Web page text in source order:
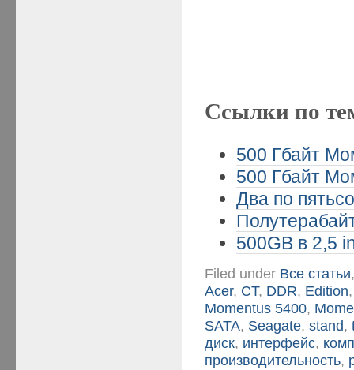
Ссылки по
500 Гбайт
500 Гбайт
Два по
500GB в 2,5
Filed under Все статьи
Acer, CT, DDR, Edition
Momentus 5400,
SATA, Seagate,stand,
диск, интерфейс,
производительность,